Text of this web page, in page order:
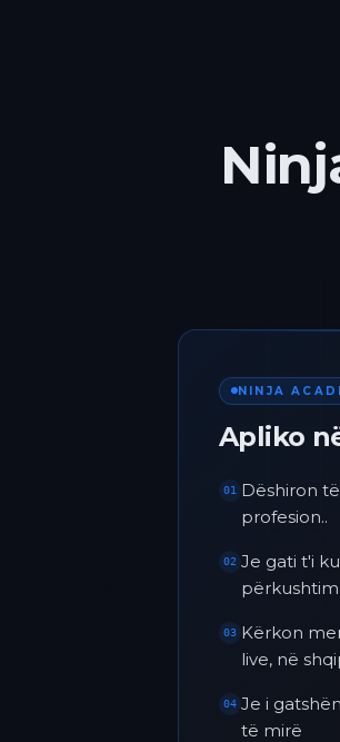
NINJA
Apliko
01
Dëshiron
profesion..
02 Je gati t'i
përkushtim.
03 Kërkon
live, në
04 Je i
të mirë